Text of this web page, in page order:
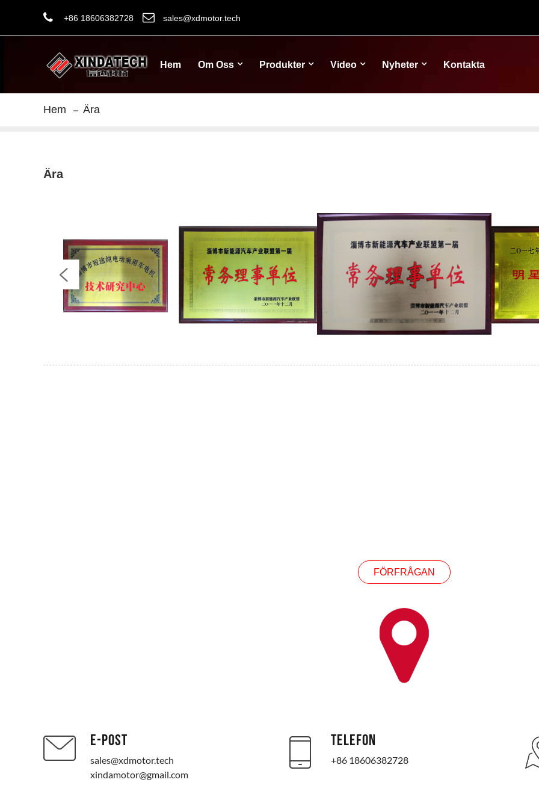
+86 18606382728 sales@xdmotor.tech
Hem Om Oss Produkter Video Nyheter Kontakta
Hem Ära
Ära
FÖRFRÅGAN
E-POST
sales@xdmotor.tech
xindamotor@gmail.com
TELEFON
+86 18606382728